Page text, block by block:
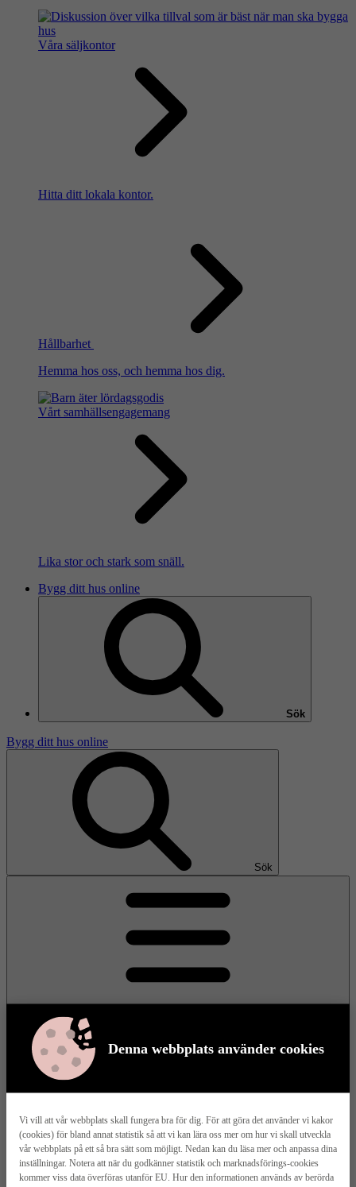
Denna webbplats använder cookies
Vi vill att vår webbplats skall fungera bra för dig. För att göra det använder vi kakor
(cookies) för bland annat statistik så att vi kan lära oss mer om hur vi skall utveckla
vår webbplats på ett så bra sätt som möjligt. Nedan kan du läsa mer och anpassa dina
inställningar. Notera att när du godkänner statistik och marknadsförings-cookies
kommer viss data överföras utanför EU. Hur den informationen används av berörda
Våra säljkontor
Hitta ditt lokala kontor.
Hållbarhet
Hemma hos oss, och hemma hos dig.
Vårt samhällsengagemang
Lika stor och stark som snäll.
Bygg ditt hus online
Sök
Bygg ditt hus online
Sök
Meny
Våra husmodeller